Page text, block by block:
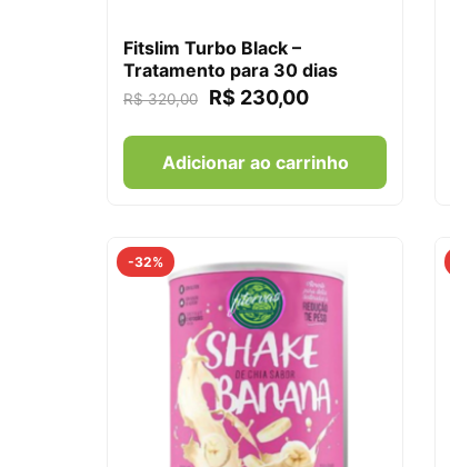
Fitslim Turbo Black –
Tratamento para 30 dias
R$320,00 R$ 230,00
Adicionar ao carrinho
-32%